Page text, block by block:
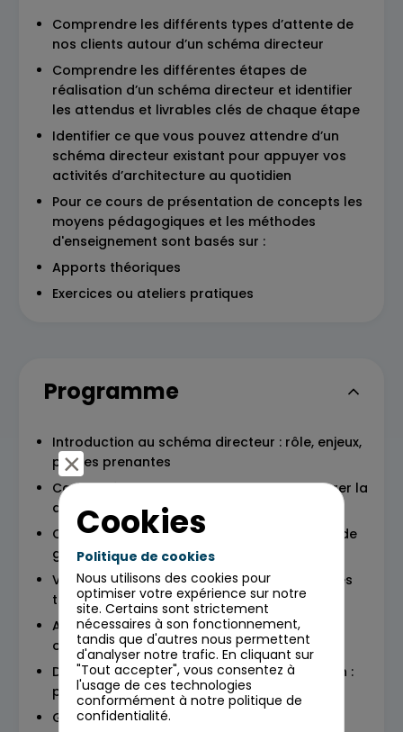
Comprendre les différents types d’attente de
nos clients autour d’un schéma directeur
Comprendre les différentes étapes de
réalisation d’un schéma directeur et identifier
les attendus et livrables clés de chaque étape
Identifier ce que vous pouvez attendre d’un
schéma directeur existant pour appuyer vos
activités d’architecture au quotidien
Pour ce cours de présentation de concepts les
moyens pédagogiques et les méthodes
d'enseignement sont basés sur :
Apports théoriques
Exercices ou ateliers pratiques
Programme
Introduction au schéma directeur : rôle, enjeux,
parties prenantes
Cadre méthodologique : comment structurer la
démarche de A à Z
Cartographie du SI : outils, modèles, niveau de
granularité
Vision stratégique et prospective : tendances
technologiques, besoins à long terme
Analyse de l’existant : forces, faiblesses,
opportunités
Définition des trajectoires de transformation :
principes directeurs, chantiers prioritaires
Gouvernance et pilotage : rôles,
Cookies
Politique de cookies
Nous utilisons des cookies pour
optimiser votre expérience sur notre
site. Certains sont strictement
nécessaires à son fonctionnement,
tandis que d'autres nous permettent
d'analyser notre trafic. En cliquant sur
"Tout accepter", vous consentez à
l'usage de ces technologies
conformément à notre politique de
confidentialité.